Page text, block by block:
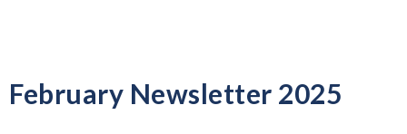
February Newsletter 2025